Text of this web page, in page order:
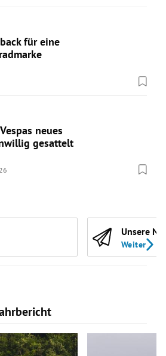
für eine
neues
gesattelt
Unsere
Weiter